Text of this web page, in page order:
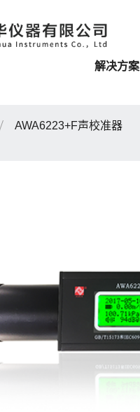
解决方案
AWA6223+F声校准器